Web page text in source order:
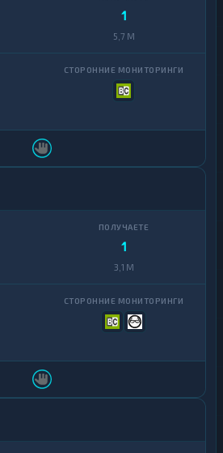
1
5,7 M
1
3,1 M